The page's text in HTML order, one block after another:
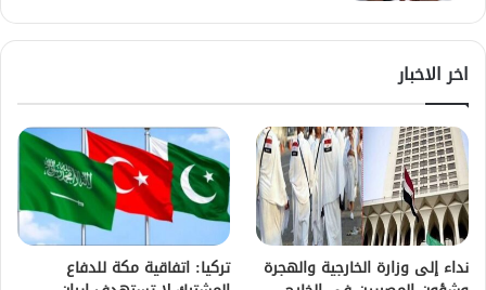
اخر الاخبار
نداء إلى وزارة الخارجية والهجرة تركيا: اتفاقية مكة للدفاع